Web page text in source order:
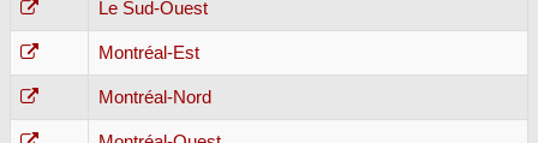
Le Sud-Ouest
Montréal-Est
Montréal-Nord